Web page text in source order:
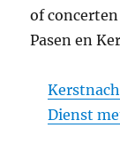
of
Pasen en
Dienst